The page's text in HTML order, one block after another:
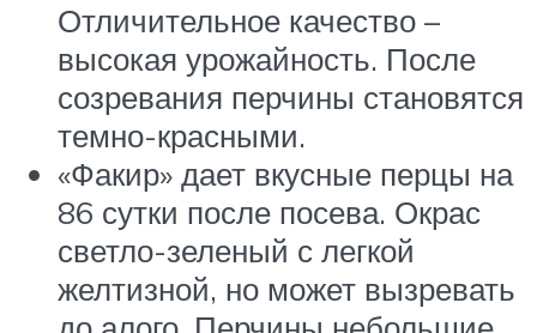
Отличительное качество –
высокая урожайность. После
созревания перчины становятся
темно-красными.
«Факир» дает вкусные перцы на
86 сутки после посева. Окрас
светло-зеленый с легкой
желтизной, но может вызревать